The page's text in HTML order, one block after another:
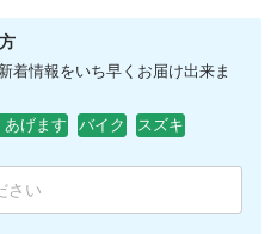
着情報をいち早くお届け出来ま
あげます バイク スズキ